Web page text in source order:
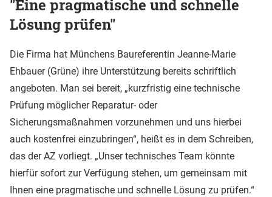
"Eine pragmatische und schnelle
Lösung prüfen"
Die Firma hat Münchens Baureferentin Jeanne-Marie
Ehbauer (Grüne) ihre Unterstützung bereits schriftlich
angeboten. Man sei bereit, „kurzfristig eine technische
Prüfung möglicher Reparatur- oder
Sicherungsmaßnahmen vorzunehmen und uns hierbei
auch kostenfrei einzubringen“, heißt es in dem Schreiben,
das der AZ vorliegt. „Unser technisches Team könnte
hierfür sofort zur Verfügung stehen, um gemeinsam mit
Ihnen eine pragmatische und schnelle Lösung zu prüfen.“